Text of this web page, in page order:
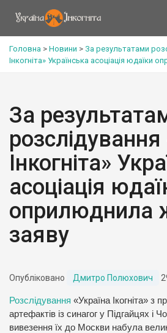
Головна > Новини > За результатами
Інкогніта» Українська асоціація юдаїки
За
розслідування
Інкогніта»
асоціація
оприлюднила
заяву
Опубліковано Дмитро Полюхович
Розслідування «Україна Ікогніта» з
артефактів із синагог у Підгайцях і
вивезення їх до Москви набула